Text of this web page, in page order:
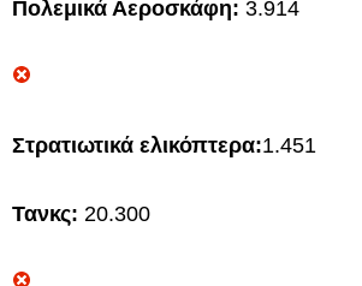
Πολεμικά Αεροσκάφη: 3.914
Στρατιωτικά ελικόπτερα:1.451
Τανκς: 20.300